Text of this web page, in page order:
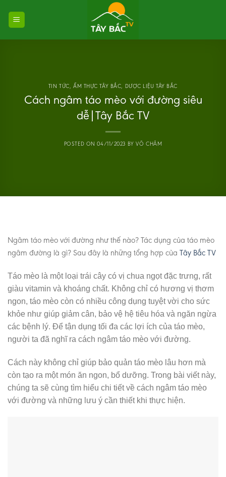
TIN TỨC ẨM THỰC TÂY BẮC DƯỢC LIỆU TÂY BẮC
Cách ngâm táo mèo với đường siêu
dễ|Tây Bắc TV
POSTED ON04/11/2023 BYVÕ CHÂM
Ngâm táo mèo với đường như thế nào? Tác dụng của táo mèo
ngâm đường là gì? Sau đây là những tổng hợp của Tây Bắc TV
Táo mèo là một loại trái cây có vị chua ngọt đặc trưng, rất
giàu vitamin và khoáng chất. Không chỉ có hương vị thơm
ngon, táo mèo còn có nhiều công dụng tuyệt vời cho sức
khỏe như giúp giảm cân, bảo vệ hệ tiêu hóa và ngăn ngừa
các bệnh lý. Để tận dụng tối đa các lợi ích của táo mèo,
người ta đã nghĩ ra cách ngâm táo mèo với đường.
Cách này không chỉ giúp bảo quản táo mèo lâu hơn mà
còn tạo ra một món ăn ngon, bổ dưỡng. Trong bài viết này,
chúng ta sẽ cùng tìm hiểu chi tiết về cách ngâm táo mèo
với đường và những lưu ý cần thiết khi thực hiện.